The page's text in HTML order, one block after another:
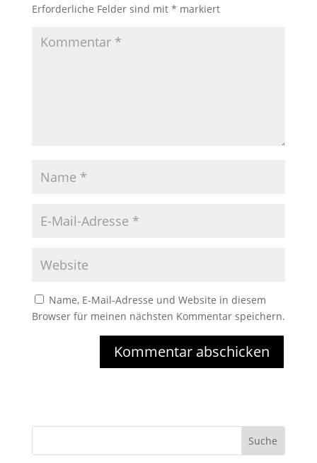
Erforderliche Felder sind mit * markiert
Name, E-Mail-Adresse und Website in diesem
Browser für meinen nächsten Kommentar speichern.
Kommentar abschicken